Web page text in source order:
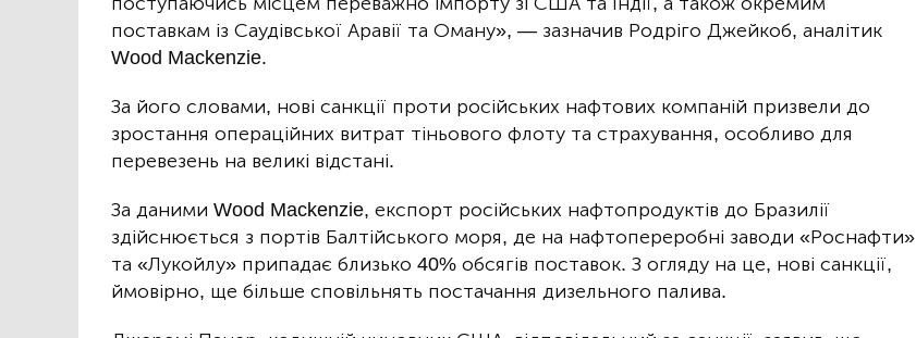
поставкам із Саудівської Аравії та Оману», — зазначив Родріго Джейкоб, аналітик
Wood Mackenzie.
За його словами, нові санкції проти російських нафтових компаній призвели до
зростання операційних витрат тіньового флоту та страхування, особливо для
перевезень на великі відстані.
За даними Wood Mackenzie, експорт російських нафтопродуктів до Бразилії
здійснюється з портів Балтійського моря, де на нафтопереробні заводи «Роснафти»
та «Лукойлу» припадає близько 40% обсягів поставок. З огляду на це, нові санкції,
ймовірно, ще більше сповільнять постачання дизельного палива.